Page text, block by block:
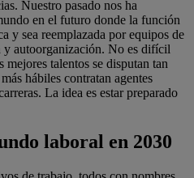
Nuestro pasado nos ha
en el futuro donde la función
y sea reemplazada por equipos de
y autoorganización. No es difícil
talentos se disputan tan
hábiles contratan agentes
La idea es estar preparado
laboral en 2030